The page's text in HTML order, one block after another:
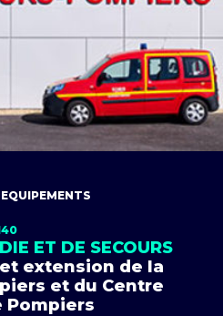
EQUIPEMENTS
ET DE SECOURS
extension de la
et du Centre
Pompiers